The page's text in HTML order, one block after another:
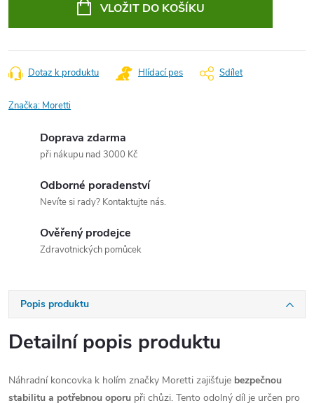
VLOŽIT DO KOŠÍKU
Dotaz k produktu Hlídací pes Sdílet
Značka: Moretti
Doprava zdarma
při nákupu nad 3000 Kč
Odborné poradenství
Nevíte si rady? Kontaktujte nás.
Ověřený prodejce
Zdravotnických pomůcek
Popis produktu
Detailní popis produktu
Náhradní koncovka k holím značky Moretti zajišťuje bezpečnou
stabilitu a potřebnou oporu při chůzi. Tento odolný díl je určen pro